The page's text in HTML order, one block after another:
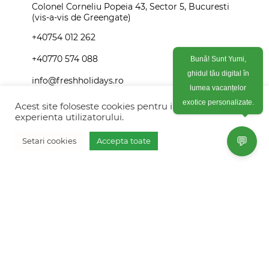
Vreau oferta personalizata
Colonel Corneliu Popeia 43, Sector 5, Bucuresti
(vis-a-vis de Greengate)
+40754 012 262
+40770 574 088
info@freshholidays.ro
Povestile noastre
Contact Fresh Holidays
Acest site foloseste cookies pentru imbunatati
experienta utilizatorului.
Setari cookies Accepta toate 💬
Bună! Sunt Yumi,
ghidul tău digital în
lumea vacanțelor
exotice personalizate.